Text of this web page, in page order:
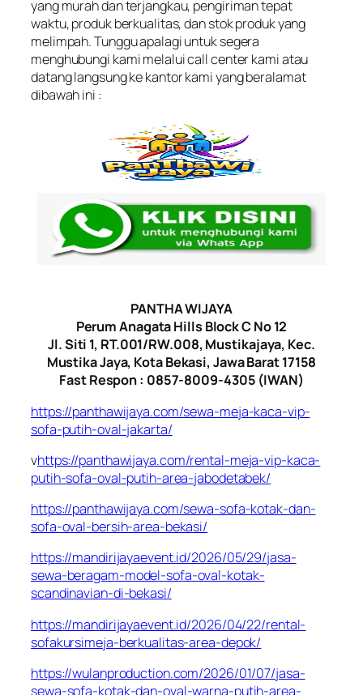
yang murah dan terjangkau, pengiriman tepat
waktu, produk berkualitas, dan stok produk yang
melimpah. Tunggu apalagi untuk segera
menghubungi kami melalui call center kami atau
datang langsung ke kantor kami yang beralamat
dibawah ini :
PANTHA WIJAYA
Perum Anagata Hills Block C No 12
Jl. Siti 1, RT.001/RW.008, Mustikajaya, Kec.
Mustika Jaya, Kota Bekasi, Jawa Barat 17158
Fast Respon : 0857-8009-4305 (IWAN)
https://panthawijaya.com/sewa-meja-kaca-vip-
sofa-putih-oval-jakarta/
vhttps://panthawijaya.com/rental-meja-vip-kaca-
putih-sofa-oval-putih-area-jabodetabek/
https://panthawijaya.com/sewa-sofa-kotak-dan-
sofa-oval-bersih-area-bekasi/
https://mandirijayaevent.id/2026/05/29/jasa-
sewa-beragam-model-sofa-oval-kotak-
scandinavian-di-bekasi/
https://mandirijayaevent.id/2026/04/22/rental-
sofakursimeja-berkualitas-area-depok/
https://wulanproduction.com/2026/01/07/jasa-
sewa-sofa-kotak-dan-oval-warna-putih-area-